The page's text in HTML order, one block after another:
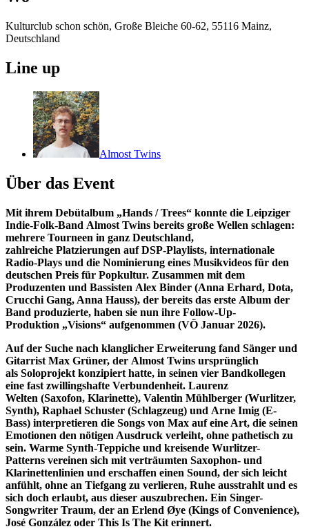
Kulturclub schon schön, Große Bleiche 60-62, 55116 Mainz,
Deutschland
Line up
Almost Twins
Über das Event
Mit ihrem Debütalbum „Hands / Trees“ konnte die Leipziger
Indie-Folk-Band Almost Twins bereits große Wellen schlagen:
mehrere Tourneen in ganz Deutschland,
zahlreiche Platzierungen auf DSP-Playlists, internationale
Radio-Plays und die Nominierung eines Musikvideos für den
deutschen Preis für Popkultur. Zusammen mit dem
Produzenten und Bassisten Alex Binder (Anna Erhard, Dota,
Crucchi Gang, Anna Hauss), der bereits das erste Album der
Band produzierte, haben sie nun ihre Follow-Up-
Produktion „Visions“ aufgenommen (VÖ Januar 2026).
Auf der Suche nach klanglicher Erweiterung fand Sänger und
Gitarrist Max Grüner, der Almost Twins ursprünglich
als Soloprojekt konzipiert hatte, in seinen vier Bandkollegen
eine fast zwillingshafte Verbundenheit. Laurenz
Welten (Saxofon, Klarinette), Valentin Mühlberger (Wurlitzer,
Synth), Raphael Schuster (Schlagzeug) und Arne Imig (E-
Bass) interpretieren die Songs von Max auf eine Art, die seinen
Emotionen den nötigen Ausdruck verleiht, ohne pathetisch zu
sein. Warme Synth-Teppiche und kreisende Wurlitzer-
Patterns vereinen sich mit verträumten Saxophon- und
Klarinettenlinien und erschaffen einen Sound, der sich leicht
anfühlt, ohne an Tiefgang zu verlieren, Ruhe ausstrahlt und es
sich doch erlaubt, aus dieser auszubrechen. Ein Singer-
Songwriter Traum, der an Erlend Øye (Kings of Convenience),
José González oder This Is The Kit erinnert.